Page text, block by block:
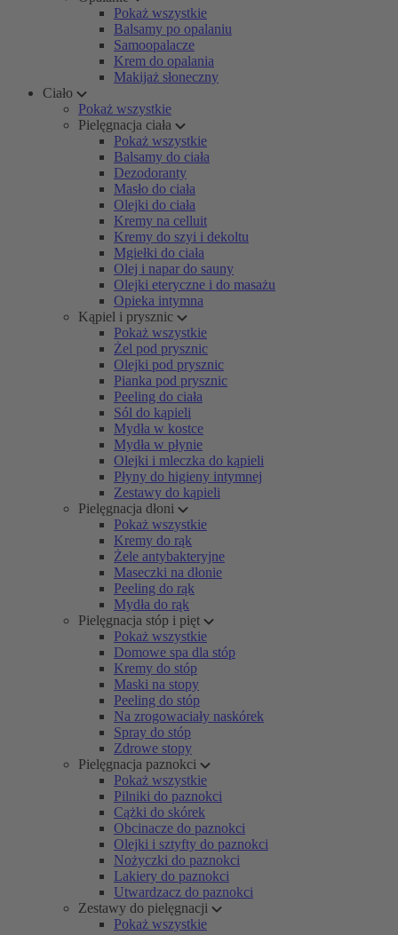
Pokaż wszystkie
Balsamy po opalaniu
Samoopalacze
Krem do opalania
Makijaż słoneczny
Ciało
Pokaż wszystkie
Pielęgnacja ciała
Pokaż wszystkie
Balsamy do ciała
Dezodoranty
Masło do ciała
Olejki do ciała
Kremy na celluit
Kremy do szyi i dekoltu
Mgiełki do ciała
Olej i napar do sauny
Olejki eteryczne i do masażu
Opieka intymna
Kąpiel i prysznic
Pokaż wszystkie
Żel pod prysznic
Olejki pod prysznic
Pianka pod prysznic
Peeling do ciała
Sól do kąpieli
Mydła w kostce
Mydła w płynie
Olejki i mleczka do kąpieli
Płyny do higieny intymnej
Zestawy do kąpieli
Pielęgnacja dłoni
Pokaż wszystkie
Kremy do rąk
Żele antybakteryjne
Maseczki na dłonie
Peeling do rąk
Mydła do rąk
Pielęgnacja stóp i pięt
Pokaż wszystkie
Domowe spa dla stóp
Kremy do stóp
Maski na stopy
Peeling do stóp
Na zrogowaciały naskórek
Spray do stóp
Zdrowe stopy
Pielęgnacja paznokci
Pokaż wszystkie
Pilniki do paznokci
Cążki do skórek
Obcinacze do paznokci
Olejki i sztyfty do paznokci
Nożyczki do paznokci
Lakiery do paznokci
Utwardzacz do paznokci
Zestawy do pielęgnacji
Pokaż wszystkie